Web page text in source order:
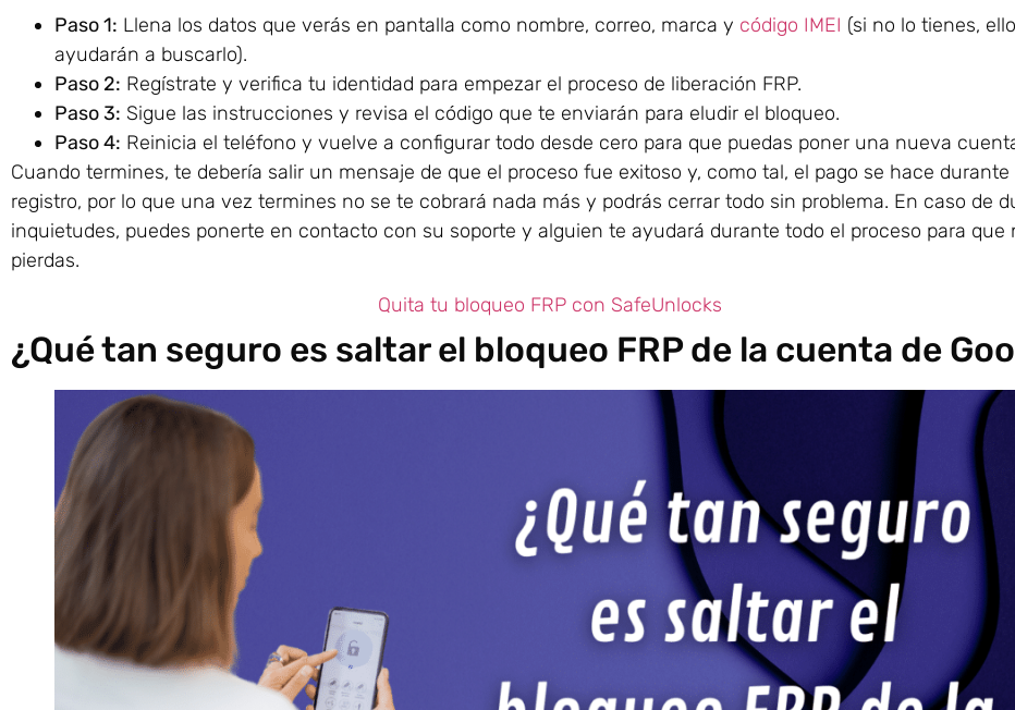
Paso 1: Llena los datos que verás en pantalla como nombre, correo, marca y código IMEI (si no lo tienes,
ayudarán a buscarlo).
Paso 2: Regístrate y verifica tu identidad para empezar el proceso de liberación FRP.
Paso 3: Sigue las instrucciones y revisa el código que te enviarán para eludir el bloqueo.
Paso 4: Reinicia el teléfono y vuelve a configurar todo desde cero para que puedas poner una nueva
Cuando termines, te debería salir un mensaje de que el proceso fue exitoso y, como tal, el pago se hace durante
registro, por lo que una vez termines no se te cobrará nada más y podrás cerrar todo sin problema. En caso de
inquietudes, puedes ponerte en contacto con su soporte y alguien te ayudará durante todo el proceso para que
pierdas.
Quita tu bloqueo FRP con SafeUnlocks
¿Qué tan seguro es saltar el bloqueo FRP de la cuenta de